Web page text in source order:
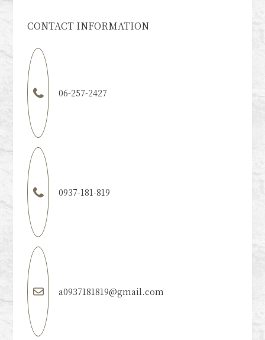
CONTACT INFORMATION
06-257-2427
0937-181-819
a0937181819@gmail.com